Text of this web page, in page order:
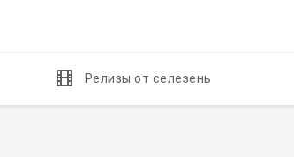
Релизы от селезень